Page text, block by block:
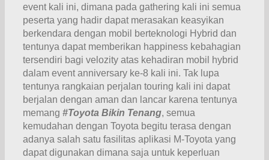
event kali ini, dimana pada gathering kali ini semua
peserta yang hadir dapat merasakan keasyikan
berkendara dengan mobil berteknologi Hybrid dan
tentunya dapat memberikan happiness kebahagian
tersendiri bagi velozity atas kehadiran mobil hybrid
dalam event anniversary ke-8 kali ini. Tak lupa
tentunya rangkaian perjalan touring kali ini dapat
berjalan dengan aman dan lancar karena tentunya
memang #Toyota Bikin Tenang, semua
kemudahan dengan Toyota begitu terasa dengan
adanya salah satu fasilitas aplikasi M-Toyota yang
dapat digunakan dimana saja untuk keperluan